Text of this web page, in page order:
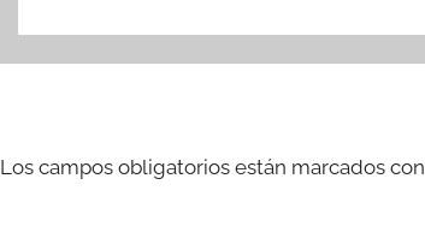
Los campos obligatorios están marcados con